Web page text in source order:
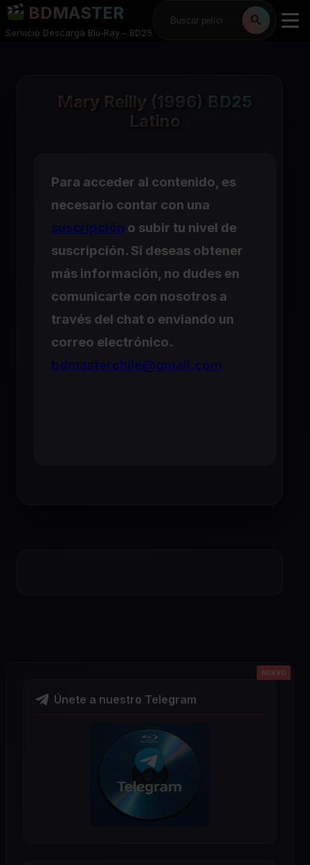
BDMASTER
Servicio Descarga Blu-Ray – BD25
Mary Reilly (1996) BD25
Latino
Para acceder al contenido, es
necesario contar con una
suscripción o subir tu nivel de
suscripción. Si deseas obtener
más información, no dudes en
comunicarte con nosotros a
través del chat o enviando un
correo electrónico.
bdmasterchile@gmail.com
Únete a nuestro Telegram
NUEVO
NUEVO
NUEVO
NUEVO
NUEVO